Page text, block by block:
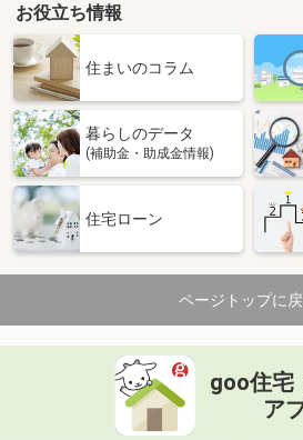
静岡県掛川市下垂木
価 格
5.50万円
静岡県掛川市
専有面積 33.18m²
間取り
静岡県磐田市見付
住 所
静岡県磐田市
専有面積 60.29m²
間取り
2LDK
静岡県榛原郡吉田町神戸
価 格
住 所
静岡県榛原郡
お役立ち情報
住まいのコラム
暮らしのデータ
(補助金・助成金情報)
住宅ローン
ページトップに
goo住宅
ア